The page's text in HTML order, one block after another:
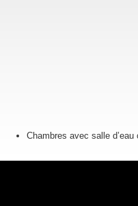
Chambres avec salle